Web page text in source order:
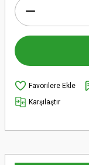
Karşılaştır